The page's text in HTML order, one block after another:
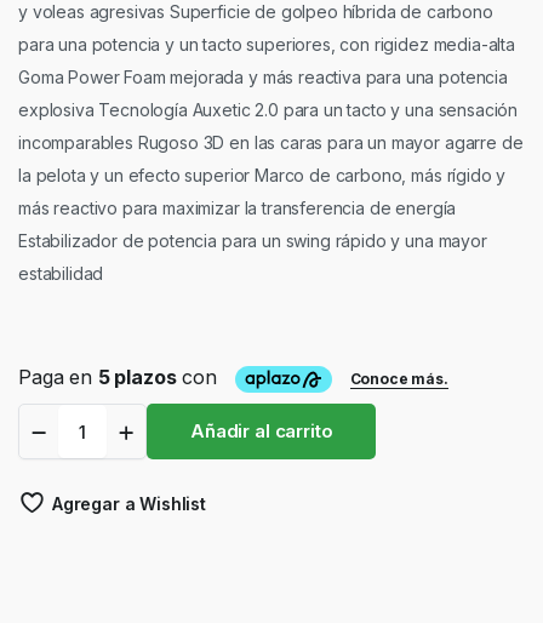
y voleas agresivas Superficie de golpeo híbrida de carbono
para una potencia y un tacto superiores, con rigidez media-alta
Goma Power Foam mejorada y más reactiva para una potencia
explosiva Tecnología Auxetic 2.0 para un tacto y una sensación
incomparables Rugoso 3D en las caras para un mayor agarre de
la pelota y un efecto superior Marco de carbono, más rígido y
más reactivo para maximizar la transferencia de energía
Estabilizador de potencia para un swing rápido y una mayor
estabilidad
Head
Coello
2025
Añadir al carrito
Agregar a Wishlist